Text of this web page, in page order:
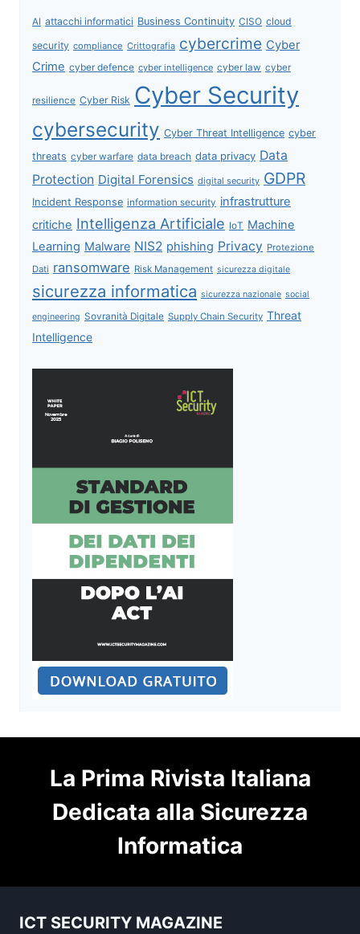
AI attacchi informatici Business Continuity CISO cloud
security compliance Crittografia cybercrime Cyber
Crime cyber defence cyber intelligence cyber law cyber
resilience Cyber Risk Cyber Security
cybersecurity Cyber Threat Intelligence cyber
threats cyber warfare data breach data privacy Data
Protection Digital Forensics digital security GDPR
Incident Response information security infrastrutture
critiche Intelligenza Artificiale IoT Machine
Learning Malware NIS2 phishing Privacy Protezione
Dati ransomware Risk Management sicurezza digitale
sicurezza informatica sicurezza nazionale social
engineering Sovranità Digitale Supply Chain Security Threat
Intelligence
La Prima Rivista Italiana
Dedicata alla Sicurezza
Informatica
ICT SECURITY MAGAZINE